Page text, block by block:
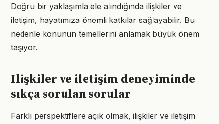
Doğru bir yaklaşımla ele alındığında ilişkiler ve
iletişim, hayatımıza önemli katkılar sağlayabilir. Bu
nedenle konunun temellerini anlamak büyük önem
taşıyor.
Ilişkiler ve iletişim deneyiminde
sıkça sorulan sorular
Farklı perspektiflere açık olmak, ilişkiler ve iletişim